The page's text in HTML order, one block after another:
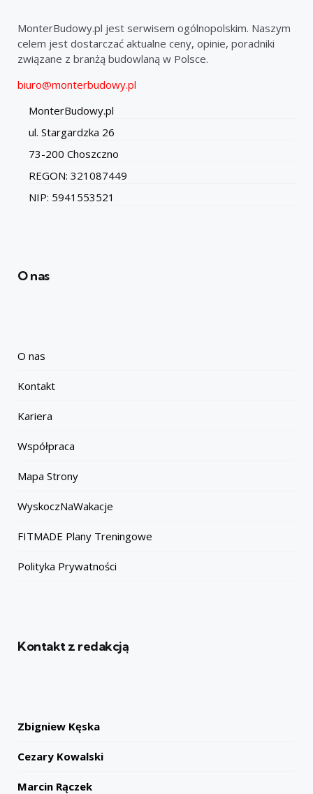
MonterBudowy.pl jest serwisem ogólnopolskim. Naszym
celem jest dostarczać aktualne ceny, opinie, poradniki
związane z branżą budowlaną w Polsce.
biuro@monterbudowy.pl
MonterBudowy.pl
ul. Stargardzka 26
73-200 Choszczno
REGON: 321087449
NIP: 5941553521
O nas
O nas
Kontakt
Kariera
Współpraca
Mapa Strony
WyskoczNaWakacje
FITMADE Plany Treningowe
Polityka Prywatności
Kontakt z redakcją
Zbigniew Kęska
Cezary Kowalski
Marcin Rączek